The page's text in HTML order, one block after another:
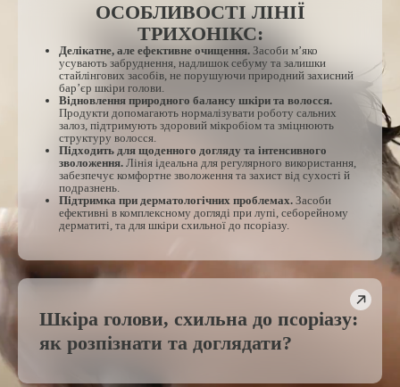
ОСОБЛИВОСТІ ЛІНІЇ
ТРИХОНІКС:
Делікатне, але ефективне очищення. Засоби м’яко
усувають забруднення, надлишок себуму та залишки
стайлінгових засобів, не порушуючи природний захисний
бар’єр шкіри голови.
Відновлення природного балансу шкіри та волосся.
Продукти допомагають нормалізувати роботу сальних
залоз, підтримують здоровий мікробіом та зміцнюють
структуру волосся.
Підходить для щоденного догляду та інтенсивного
зволоження. Лінія ідеальна для регулярного використання,
забезпечує комфортне зволоження та захист від сухості й
подразнень.
Підтримка при дерматологічних проблемах. Засоби
ефективні в комплексному догляді при лупі, себорейному
дерматиті, та для шкіри схильної до псоріазу.
Шкіра голови, схильна до псоріазу:
як розпізнати та доглядати?